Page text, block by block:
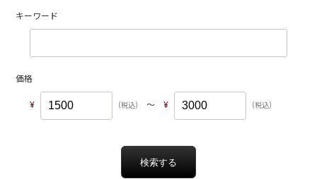
キーワード
価格
〜